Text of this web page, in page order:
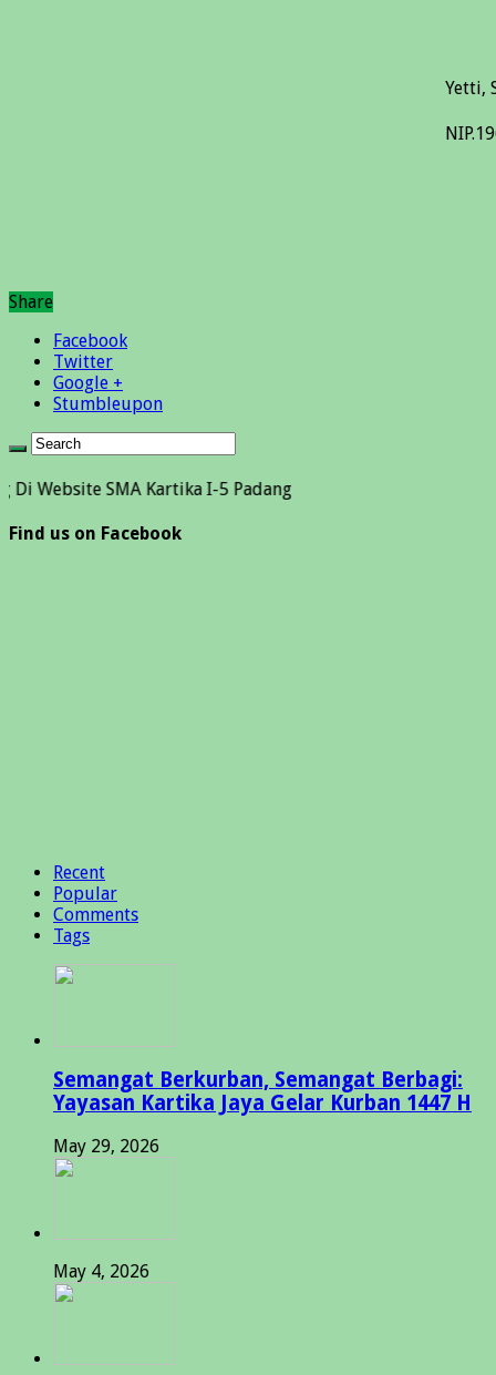
Yetti,
Share
Facebook
Twitter
Google +
Stumbleupon
SMA Kartika I-5 Padang
Find us on Facebook
Recent
Popular
Comments
Tags
Semangat Berkurban, Semangat Berbagi:
Yayasan Kartika Jaya Gelar Kurban 1447 H
May 29, 2026
May 4, 2026